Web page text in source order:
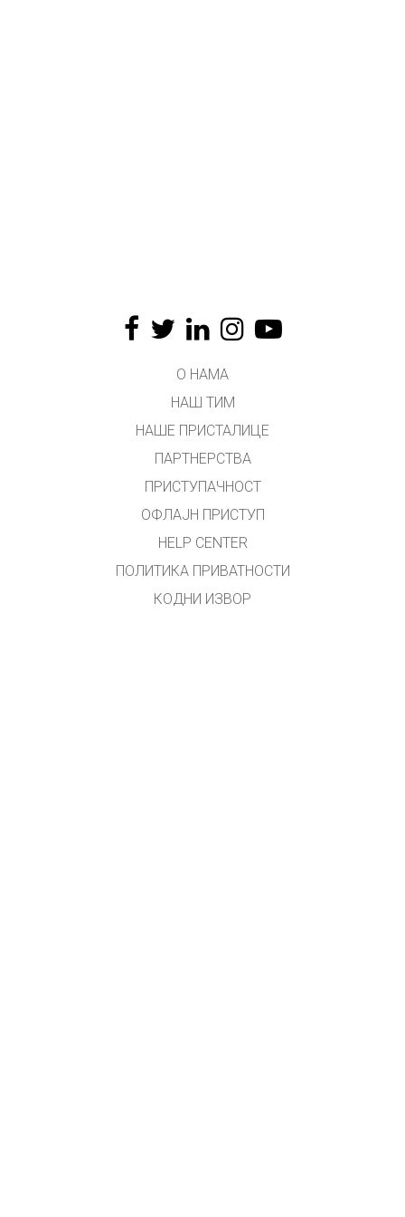
О НАМА
НАШ ТИМ
НАШЕ ПРИСТАЛИЦЕ
ПАРТНЕРСТВА
ПРИСТУПАЧНОСТ
ОФЛАЈН ПРИСТУП
HELP CENTER
ПОЛИТИКА ПРИВАТНОСТИ
КОДНИ ИЗВОР